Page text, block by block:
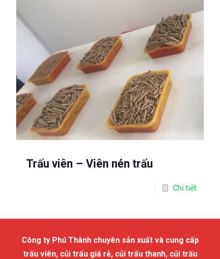
Trấu viên – Viên nén trấu
Chi tiết
Công ty Phú Thành chuyên sản xuất và cung cấp
trấu viên, củi trấu giá rẻ, củi trấu thanh, củi trấu